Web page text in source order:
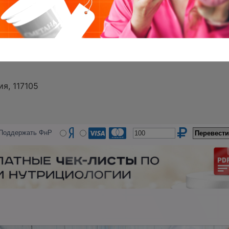
117105
Поддержать ФнР